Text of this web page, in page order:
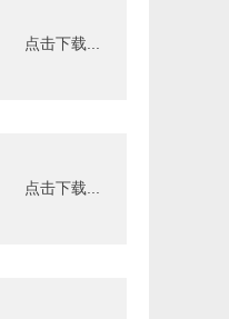
点击下载...
点击下载...